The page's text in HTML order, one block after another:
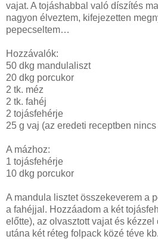
vajat. A tojáshabbal való díszítés
nagyon élveztem, kifejezetten
pepecseltem…
Hozzávalók:
50 dkg mandulaliszt
20 dkg porcukor
2 tk. méz
2 tk. fahéj
2 tojásfehérje
25 g vaj (az eredeti receptben
A mázhoz:
1 tojásfehérje
10 dkg porcukor
A mandula lisztet összekeverem a
a fahéjjal. Hozzáadom a két
előtte), az olvasztott vajat és kézzel
utána két réteg folpack közé téve